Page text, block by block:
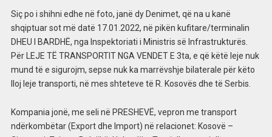
Siç po i shihni edhe në foto, janë dy Denimet, që na u kanë
shqiptuar sot më datë 17.01.2022, në pikën kufitare/terminalin
DHEU I BARDHË, nga Inspektoriati i Ministris së Infrastrukturës.
Për LEJE TË TRANSPORTIT NGA VENDET E 3ta, e që këtë leje nuk
mund të e sigurojm, sepse nuk ka marrëvshje bilaterale për këto
lloj leje transporti, në mes shteteve të R. Kosovës dhe të Serbis.
Kompania jonë, me seli në PRESHEVË, vepron me transport
ndërkombëtar (Export dhe Import) në relacionet: Kosovë –